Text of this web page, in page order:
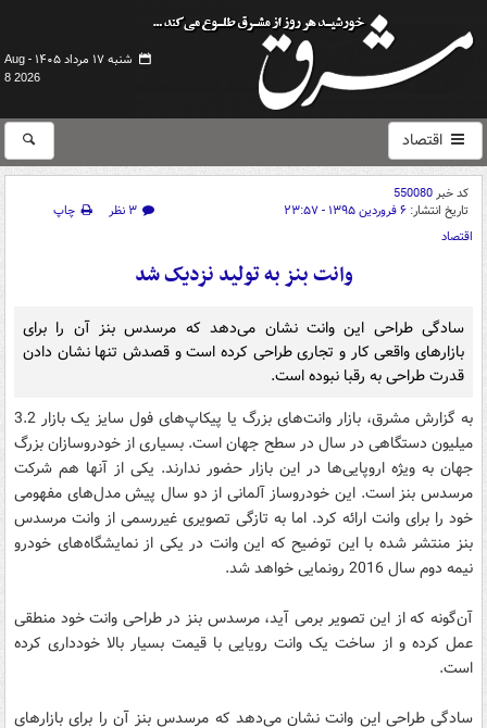
شنبه ۱۷ مرداد ۱۴۰۵ -
Aug
8 2026
اقتصاد
کد خبر550080
تاریخ انتشار: ۶ فروردین ۱۳۹۵ - ۲۳:۵۷ ۳ نظر
چاپ
اقتصاد
وانت بنز به تولید نزدیک شد
سادگی طراحی این وانت نشان می‌دهد که مرسدس بنز آن را برای
بازارهای واقعی کار و تجاری طراحی کرده است و قصدش تنها نشان دادن
قدرت طراحی به رقبا نبوده است.
به گزارش مشرق، بازار وانت‌های بزرگ یا پیکاپ‌های فول سایز یک بازار 3.2
میلیون دستگاهی در سال در سطح جهان است. بسیاری از خودروسازان بزرگ
جهان به ویژه اروپایی‌ها در این بازار حضور ندارند. یکی از آنها هم شرکت
مرسدس بنز است. این خودروساز آلمانی از دو سال پیش مدل‌های مفهومی
خود را برای وانت ارائه کرد. اما به تازگی تصویری غیررسمی از وانت مرسدس
بنز منتشر شده با این توضیح که این وانت در یکی از نمایشگاه‌های خودرو
نیمه دوم سال 2016 رونمایی خواهد شد.
آن‌گونه که از این تصویر برمی آید، مرسدس بنز در طراحی وانت خود منطقی
عمل کرده و از ساخت یک وانت رویایی با قیمت بسیار بالا خودداری کرده
است.
سادگی طراحی این وانت نشان می‌دهد که مرسدس بنز آن را برای بازارهای